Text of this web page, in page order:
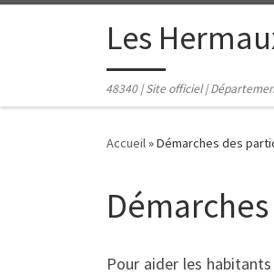
Passer au contenuLes
48340 | Site officiel |
Accueil»Démarches des
Pour aider les